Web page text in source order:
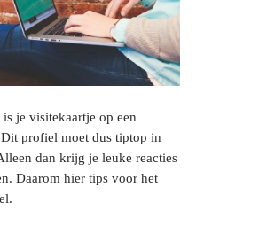
je visitekaartje op een
profiel moet dus tiptop in
dan krijg je leuke reacties
Daarom hier tips voor het